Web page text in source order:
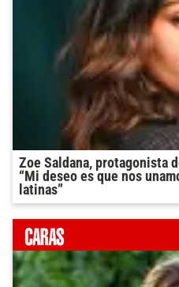
Zoe Saldana, protagonista
“Mi deseo es que nos
latinas”